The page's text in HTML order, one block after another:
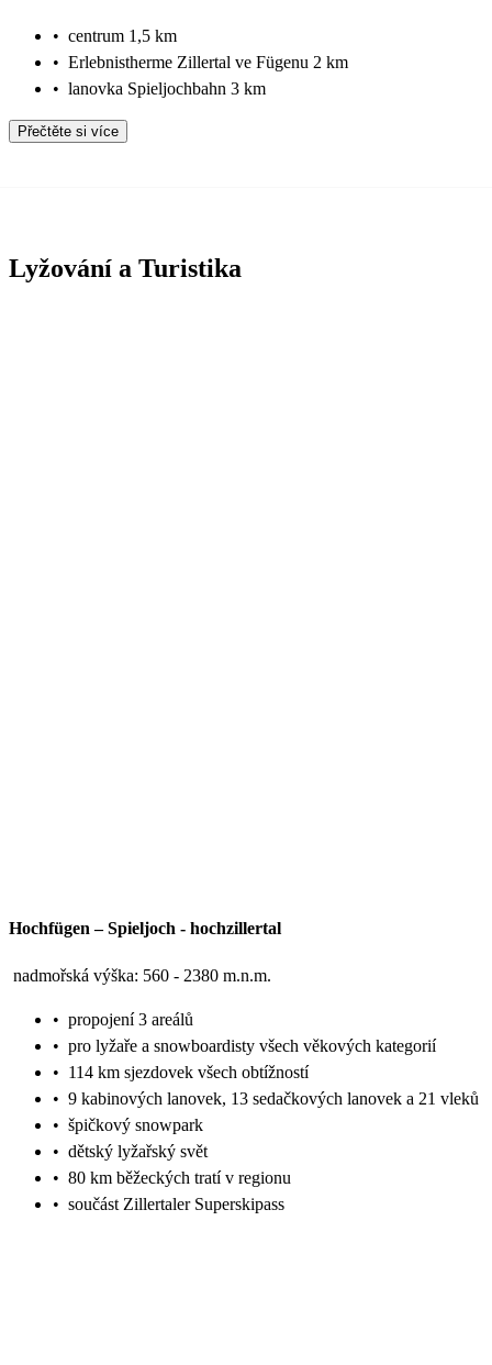
• centrum 1,5 km
• Erlebnistherme Zillertal ve Fügenu 2 km
• lanovka Spieljochbahn 3 km
Přečtěte si více
Lyžování a Turistika
Hochfügen – Spieljoch - hochzillertal
nadmořská výška: 560 - 2380 m.n.m.
• propojení 3 areálů
• pro lyžaře a snowboardisty všech věkových kategorií
• 114 km sjezdovek všech obtížností
• 9 kabinových lanovek, 13 sedačkových lanovek a 21 vleků
• špičkový snowpark
• dětský lyžařský svět
• 80 km běžeckých tratí v regionu
• součást Zillertaler Superskipass